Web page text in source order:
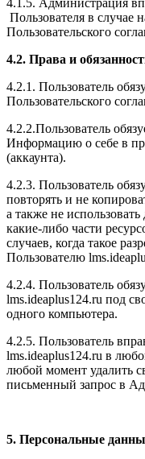
4.1.5. Администрация
Пользователя в случае
Пользовательского
4.2. Права и
4.2.1. Пользователь
Пользовательского
4.2.2.Пользователь
Информацию о себе в
(аккаунта).
4.2.3. Пользователь
повторять и не
а также не
какие-либо части
случаев, когда такое
Пользователю l
4.2.4. Пользователь
lms.ideaplus124.ru под
одного компьютера.
4.2.5. Пользователь
lms.ideaplus124.ru в
любой момент удалить
письменный запрос в
5. Персональные